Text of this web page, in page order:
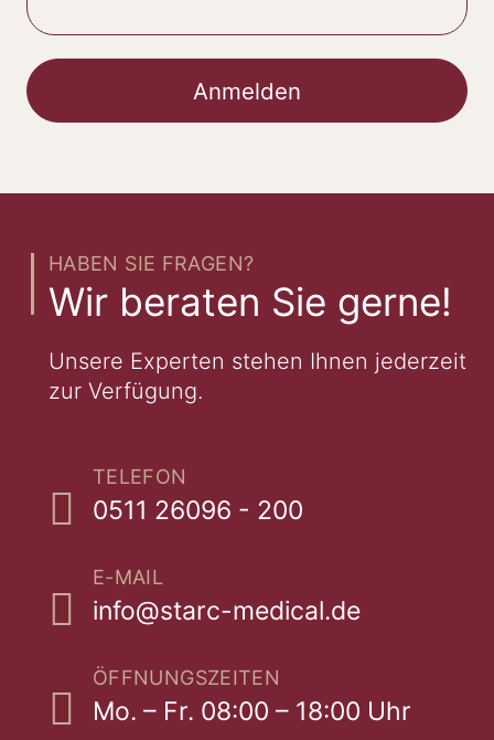
HABEN SIE FRAGEN?
Wir beraten Sie gerne!
Unsere Experten stehen Ihnen jederzeit
zur Verfügung.
TELEFON
0511 26096 - 200
E-MAIL
info@starc-medical.de
ÖFFNUNGSZEITEN
Mo. – Fr. 08:00 – 18:00 Uhr